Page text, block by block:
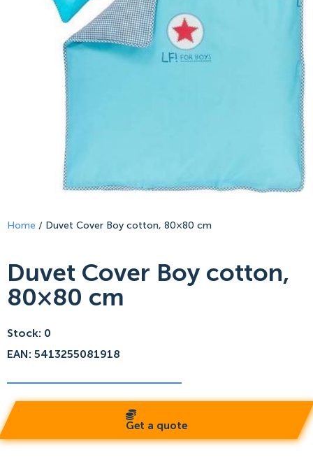
Home / Duvet Cover Boy cotton, 80×80 cm
Duvet Cover Boy cotton,
80×80 cm
Stock: 0
EAN: 5413255081918
Get a quote